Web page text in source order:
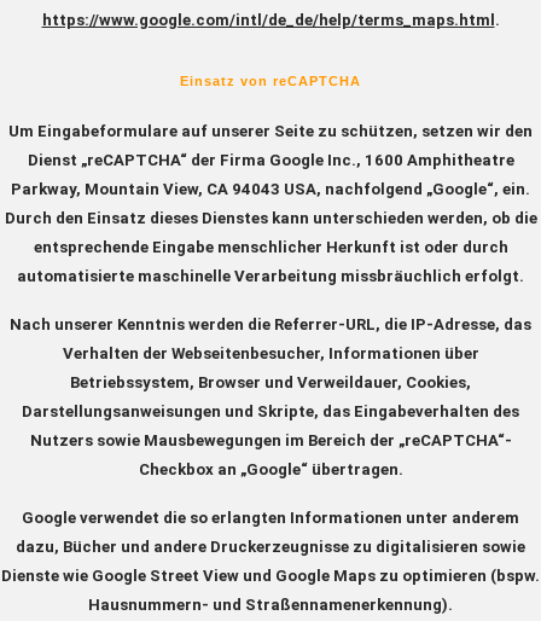
https://www.google.com/intl/de_de/help/terms_maps.html .
Einsatz von reCAPTCHA
Um Eingabeformulare auf unserer Seite zu schützen, setzen wir den
Dienst „reCAPTCHA“ der Firma Google Inc., 1600 Amphitheatre
Parkway, Mountain View, CA 94043 USA, nachfolgend „Google“, ein.
Durch den Einsatz dieses Dienstes kann unterschieden werden, ob die
entsprechende Eingabe menschlicher Herkunft ist oder durch
automatisierte maschinelle Verarbeitung missbräuchlich erfolgt.
Nach unserer Kenntnis werden die Referrer-URL, die IP-Adresse, das
Verhalten der Webseitenbesucher, Informationen über
Betriebssystem, Browser und Verweildauer, Cookies,
Darstellungsanweisungen und Skripte, das Eingabeverhalten des
Nutzers sowie Mausbewegungen im Bereich der „reCAPTCHA“-
Checkbox an „Google“ übertragen.
Google verwendet die so erlangten Informationen unter anderem
dazu, Bücher und andere Druckerzeugnisse zu digitalisieren sowie
Dienste wie Google Street View und Google Maps zu optimieren (bspw.
Hausnummern- und Straßennamenerkennung).